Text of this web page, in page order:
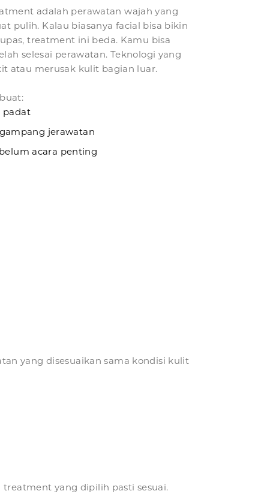
adalah perawatan wajah yang
pulih. Kalau biasanya facial bisa bikin
treatment ini beda. Kamu bisa
selesai perawatan. Teknologi yang
atau merusak kulit bagian luar.
padat
jerawatan
acara penting
yang disesuaikan sama kondisi kulit
yang dipilih pasti sesuai.